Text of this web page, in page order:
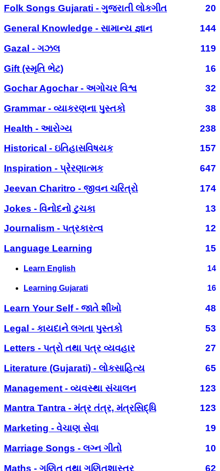
Folk Songs Gujarati - ગુજરાતી લોકગીત
20
General Knowledge - સામાન્ય જ્ઞાન
144
Gazal - ગઝલ
119
Gift (સ્મૃતિ ભેટ)
16
Gochar Agochar - અગોચર વિશ્વ
32
Grammar - વ્યાકરણના પુસ્તકો
38
Health - આરોગ્ય
238
Historical - ઇતિહાસવિષયક
157
Inspiration - પ્રેરણાત્મક
647
Jeevan Charitro - જીવન ચરિત્રો
174
Jokes - વિનોદનો ટુચકા
13
Journalism - પત્રકારત્વ
12
Language Learning
15
Learn English 14
Learning Gujarati 16
Learn Your Self - જાતે શીખો
48
Legal - કાયદાને લગતા પુસ્તકો
53
Letters - પત્રો તથા પત્ર વ્યવહાર
27
Literature (Gujarati) - લોકસાહિત્ય
65
Management - વ્યવસ્થા સંચાલન
123
Mantra Tantra - મંત્ર તંત્ર, મંત્રસિદ્ધિ
123
Marketing - વેચાણ સેવા
19
Marriage Songs - લગ્ન ગીતો
10
Maths - ગણિત તથા ગણિતશાસ્ત્ર
62